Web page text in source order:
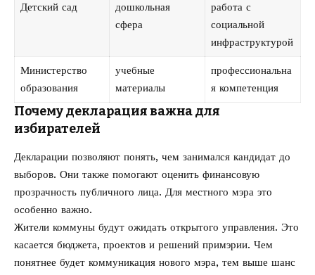
Детский сад
дошкольная
сфера
работа с
социальной
инфраструктурой
Министерство
образования
учебные
материалы
профессиональна
я компетенция
Почему декларация важна для
избирателей
Декларации позволяют понять, чем занимался кандидат до
выборов. Они также помогают оценить финансовую
прозрачность публичного лица. Для местного мэра это
особенно важно.
Жители коммуны будут ожидать открытого управления. Это
касается бюджета, проектов и решений примэрии. Чем
понятнее будет коммуникация нового мэра, тем выше шанс